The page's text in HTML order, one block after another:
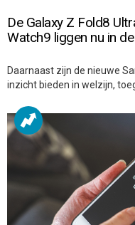
De Galaxy Z Fold8
Watch9 liggen nu in
Daarnaast zijn de nieuwe
inzicht bieden in welzijn,